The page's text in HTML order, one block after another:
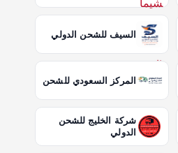
السيف للشحن الدولي
المركز السعودي للشحن
شركة الخليج للشحن
الدولي